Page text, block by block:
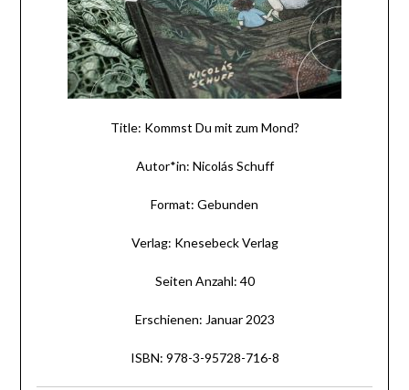
Title: Kommst Du mit zum Mond?
Autor*in: Nicolás Schuff
Format: Gebunden
Verlag: Knesebeck Verlag
Seiten Anzahl: 40
Erschienen: Januar 2023
ISBN: 978-3-95728-716-8